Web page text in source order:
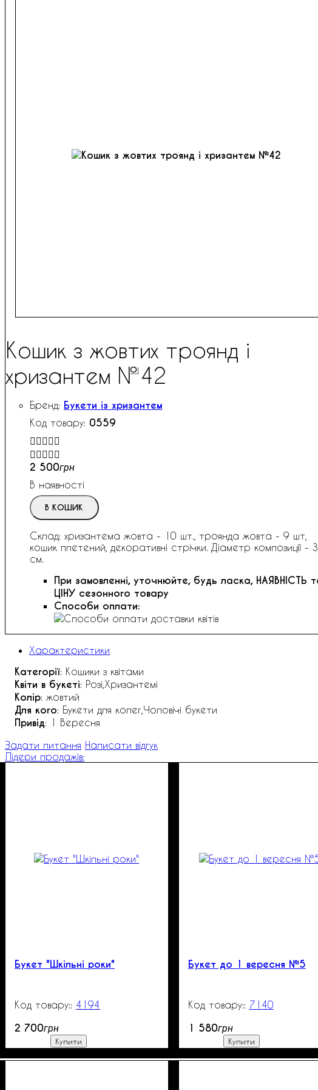
Кошик з жовтих троянд і
хризантем №42
Букети із хризантем
0559


2 500грн
В наявності
В КОШИК
Склад: хризантема жовта - 10 шт., троянда жовта - 9 шт,
кошик плетений, декоративні стрічки. Діаметр композиції -
см.
При замовленні, уточнюйте, будь ласка, НАЯВНІСТЬ
ЦІНУ сезонного товару
Способи оплати:
Характеристики
Категорії: Кошики з квітами
Квіти в букеті: Розі,Хризантемі
Колір: жовтий
Для кого: Букети для колег,Чоловічі букети
Привід: 1 Вересня
Задати питання Написати відгук
Лідери продажів:
Букет "Шкільні роки"
4194
2 700грн
Купити
Букет до 1 вересня №5
7140
1 580грн
Купити